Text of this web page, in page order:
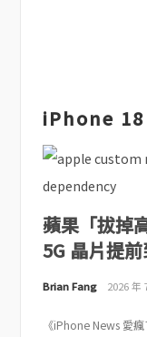
iPhone 18
蘋果「拔掉
5G 晶片提
Brian Fang 2026 年
《iPhone News 愛